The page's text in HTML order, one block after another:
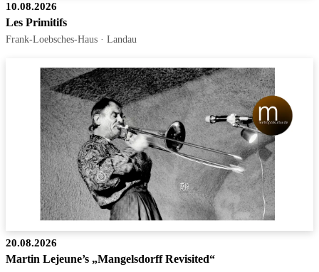
10.08.2026
Les Primitifs
Frank-Loebsches-Haus · Landau
20.08.2026
Martin Lejeune’s „Mangelsdorff Revisited“